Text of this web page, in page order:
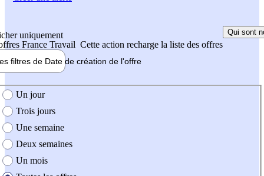
uniquement
France Travail Cette action recharge la liste des offres
Qui sont
filtres de Date de création de l'offre
création de l'offre
Un jour
Trois jours
Une semaine
Deux semaines
Un mois